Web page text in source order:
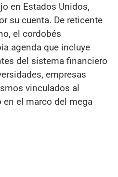
en Estados Unidos,
su cuenta. De reticente
el cordobés
agenda que incluye
del sistema financiero
empresas
vinculados al
el marco del mega